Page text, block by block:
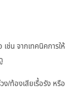
ช่น จากเทคนิคการให้
/ท้องเสียเรื้อรัง หรือ